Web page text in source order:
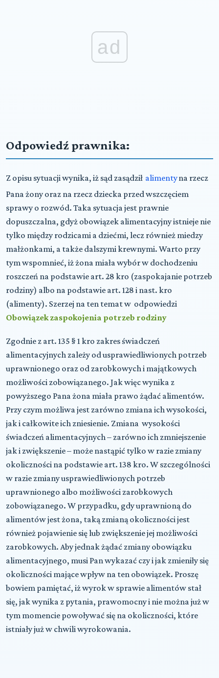
ad
Odpowiedź prawnika:
Z opisu sytuacji wynika, iż sąd zasądził alimentyna rzecz
Pana żony oraz na rzecz dziecka przed wszczęciem
sprawy o rozwód. Taka sytuacja jest prawnie
dopuszczalna, gdyż obowiązek alimentacyjny istnieje nie
tylko między rodzicami a dziećmi, lecz również miedzy
małżonkami, a także dalszymi krewnymi. Warto przy
tym wspomnieć, iż żona miała wybór w dochodzeniu
roszczeń na podstawie art. 28 kro (zaspokajanie potrzeb
rodziny) albo na podstawie art. 128 i nast. kro
(alimenty). Szerzej na ten temat w odpowiedzi
Obowiązek zaspokojenia potrzeb rodziny
Zgodnie z art. 135 § 1 kro zakres świadczeń
alimentacyjnych zależy od usprawiedliwionych potrzeb
uprawnionego oraz od zarobkowych i majątkowych
możliwości zobowiązanego. Jak więc wynika z
powyższego Pana żona miała prawo żądać alimentów.
Przy czym możliwa jest zarówno zmiana ich wysokości,
jak i całkowite ich zniesienie. Zmiana wysokości
świadczeń alimentacyjnych – zarówno ich zmniejszenie
jak i zwiększenie – może nastąpić tylko w razie zmiany
okoliczności na podstawie art. 138 kro. W szczególności
w razie zmiany usprawiedliwionych potrzeb
uprawnionego albo możliwości zarobkowych
zobowiązanego. W przypadku, gdy uprawnioną do
alimentów jest żona, taką zmianą okoliczności jest
również pojawienie się lub zwiększenie jej możliwości
zarobkowych. Aby jednak żądać zmiany obowiązku
alimentacyjnego, musi Pan wykazać czy i jak zmieniły się
okoliczności mające wpływ na ten obowiązek. Proszę
bowiem pamiętać, iż wyrok w sprawie alimentów stał
się, jak wynika z pytania, prawomocny i nie można już w
tym momencie powoływać się na okoliczności, które
istniały już w chwili wyrokowania.